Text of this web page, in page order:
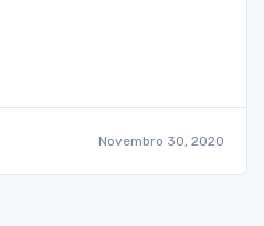
Novembro 30, 2020